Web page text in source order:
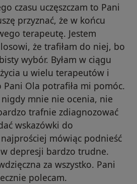
czasu uczęszczam to Pani
przyznać, że w końcu
terapeutę. Jestem
że trafiłam do niej, bo
wybór. Byłam w ciągu
u wielu terapeutów i
Ola potrafiła mi pomóc.
nigdy mnie nie ocenia, nie
trafnie zdiagnozować
wskazówki do
mówiąc podnieść
depresji bardzo trudne.
za wszystko. Pani
polecam.